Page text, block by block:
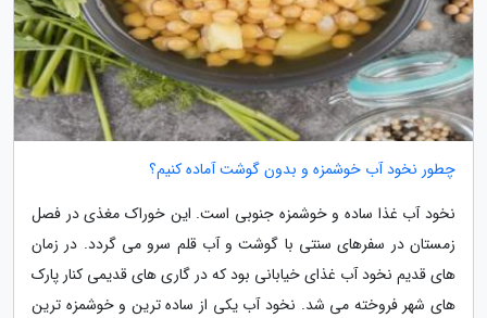
چطور نخود آب خوشمزه و بدون گوشت آماده کنیم؟
نخود آب غذا ساده و خوشمزه جنوبی است. این خوراک مغذی در فصل
زمستان در سفرهای سنتی با گوشت و آب قلم سرو می گردد. در زمان
های قدیم نخود آب غذای خیابانی بود که در گاری های قدیمی کنار پارک
های شهر فروخته می شد. نخود آب یکی از ساده ترین و خوشمزه ترین